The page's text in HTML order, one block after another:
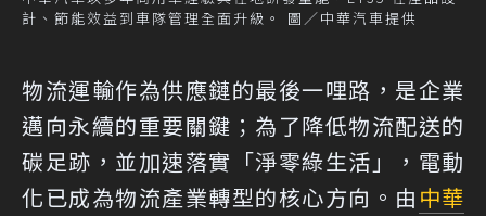
計、節能效益到車隊管理全面升級。 圖／中華汽車提供
物流運輸作為供應鏈的最後一哩路，是企業
邁向永續的重要關鍵；為了降低物流配送的
碳足跡，並加速落實「淨零綠生活」，電動
化已成為物流產業轉型的核心方向。由 中華